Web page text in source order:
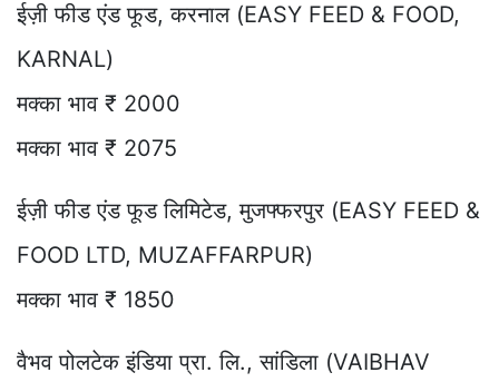
ईज़ी फीड एंड फूड, करनाल (EASY FEED & FOOD,
KARNAL)
मक्का भाव ₹ 2000
मक्का भाव ₹ 2075
ईज़ी फीड एंड फूड लिमिटेड, मुजफ्फरपुर (EASY FEED &
FOOD LTD, MUZAFFARPUR)
मक्का भाव ₹ 1850
वैभव पोलटेक इंडिया प्रा. लि., सांडिला (VAIBHAV